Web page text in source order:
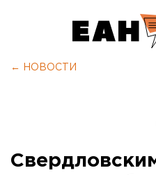
← НОВОСТИ